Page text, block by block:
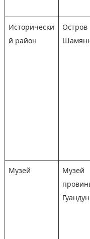
Исторически
й район
Остров
Музей
Музей
Гуандун